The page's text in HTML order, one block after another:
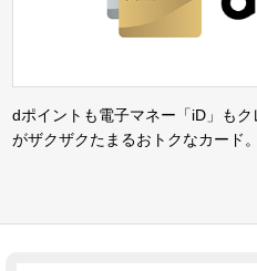
dポイントも電子マネー「iD」も
がザクザクたまるおトクなカード。